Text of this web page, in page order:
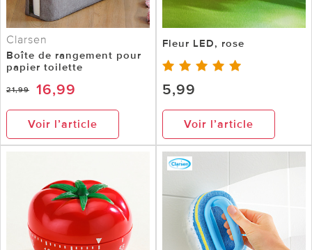
Clarsen
Boîte de rangement pour
papier toilette
21,99 16,99
Voir l’article
Fleur LED, rose
5,99
Voir l’article